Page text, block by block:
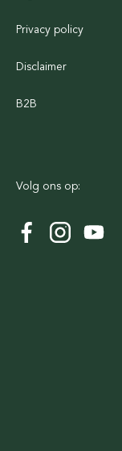
Privacy policy
Disclaimer
B2B
Volg ons op: